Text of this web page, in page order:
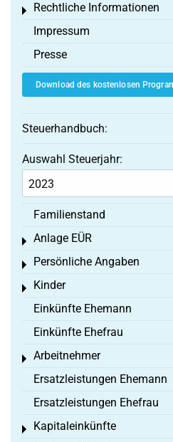
Rechtliche Informationen
Toggle menu
Impressum
Presse
Download des kostenlosen
Steuerhandbuch:
Auswahl Steuerjahr:
Familienstand
Anlage EÜR
Toggle menu
Persönliche Angaben
Toggle menu
Kinder
Toggle menu
Einkünfte Ehemann
Einkünfte Ehefrau
Arbeitnehmer
Toggle menu
Ersatzleistungen Ehemann
Ersatzleistungen Ehefrau
Kapitaleinkünfte
Toggle menu